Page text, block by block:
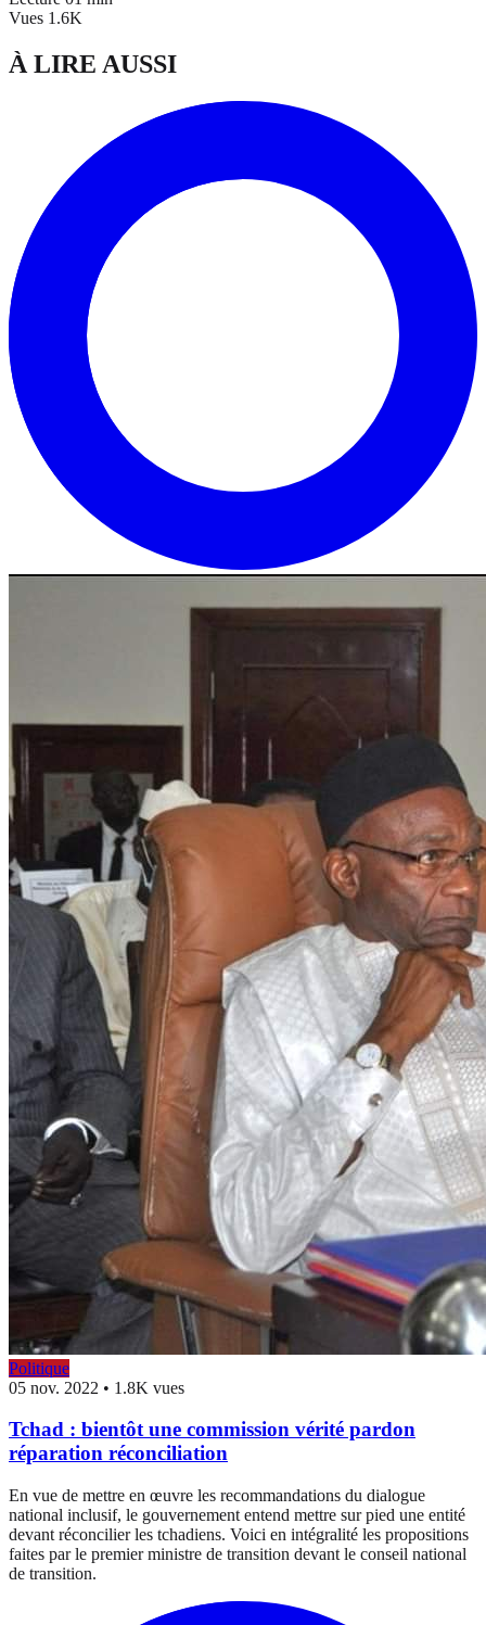
Vues 1.6K
À LIRE AUSSI
Politique
05 nov. 2022 • 1.8K vues
Tchad : bientôt une commission vérité pardon
réparation réconciliation
En vue de mettre en œuvre les recommandations du dialogue
national inclusif, le gouvernement entend mettre sur pied une entité
devant réconcilier les tchadiens. Voici en intégralité les propositions
faites par le premier ministre de transition devant le conseil national
de transition.